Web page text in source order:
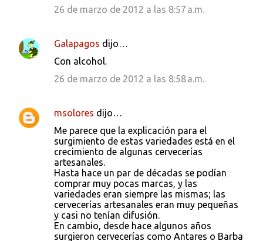
26 de marzo de 2012 a las 8:57 a.m.
Galapagos dijo…
Con alcohol.
26 de marzo de 2012 a las 8:58 a.m.
msolores dijo…
Me parece que la explicación para el
surgimiento de estas variedades está en el
crecimiento de algunas cervecerías
artesanales.
Hasta hace un par de décadas se podían
comprar muy pocas marcas, y las
variedades eran siempre las mismas; las
cervecerías artesanales eran muy pequeñas
y casi no tenían difusión.
En cambio, desde hace algunos años
surgieron cervecerías como Antares o Barba